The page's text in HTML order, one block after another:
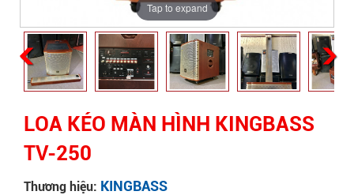
Tap to expand
LOA KÉO MÀN HÌNH KINGBASS
TV-250
Thương hiệu: KINGBASS